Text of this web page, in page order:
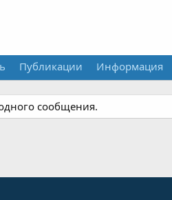
Публикации Информация
сообщения.